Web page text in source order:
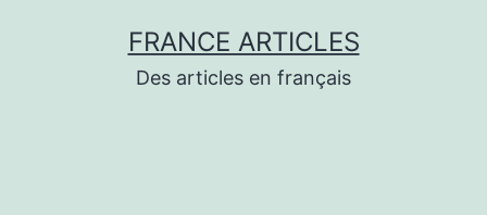
FRANCE ARTICLES
Des articles en français